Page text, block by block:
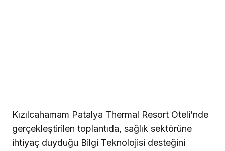
Kızılcahamam Patalya Thermal Resort Oteli’nde
gerçekleştirilen toplantıda, sağlık sektörüne
ihtiyaç duyduğu Bilgi Teknolojisi desteğini